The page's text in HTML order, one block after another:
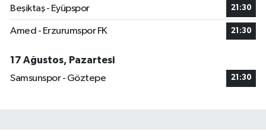
Beşiktaş - Eyüpspor 21:30
Amed - Erzurumspor FK 21:30
17 Ağustos, Pazartesi
Samsunspor - Göztepe
21:30